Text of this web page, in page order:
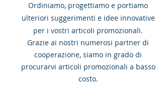
Ordiniamo, progettiamo e portiamo
ulteriori suggerimenti e idee innovative
per i vostri articoli promozionali.
Grazie ai nostri numerosi partner di
cooperazione, siamo in grado di
procurarvi articoli promozionali a basso
costo.